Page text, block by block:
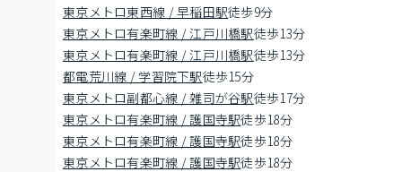
東京メトロ東西線 / 早稲田駅徒歩9分
東京メトロ有楽町線 / 江戸川橋駅徒歩13分
東京メトロ有楽町線 / 江戸川橋駅徒歩13分
都電荒川線 / 学習院下駅徒歩15分
東京メトロ副都心線 / 雑司が谷駅徒歩17分
東京メトロ有楽町線 / 護国寺駅徒歩18分
東京メトロ有楽町線 / 護国寺駅徒歩18分
東京メトロ有楽町線 / 護国寺駅徒歩18分